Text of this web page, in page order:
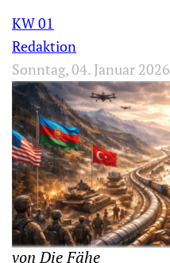
KW 01
Redaktion
Sonntag, 04. Januar 2026
von Die Fähe